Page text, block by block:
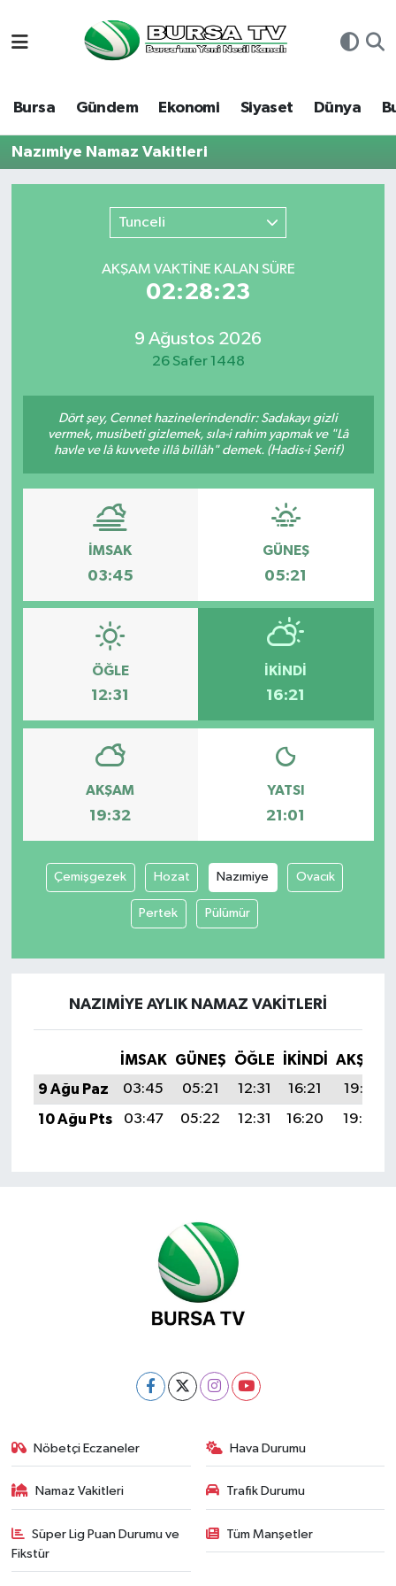
Bursa Gündem Ekonomi Siyaset Dünya
Nazımiye Namaz Vakitleri
Tunceli
AKŞAM VAKTİNE KALAN SÜRE
02:28:23
9 Ağustos 2026
26 Safer 1448
Dört şey, Cennet hazinelerindendir: Sadakayı gizli
vermek, musibeti gizlemek, sıla-i rahim yapmak ve "Lâ
havle ve lâ kuvvete illâ billâh" demek. (Hadis-i Şerif)
İMSAK
03:45
GÜNEŞ
05:21
ÖĞLE
12:31
İKINDI
16:21
AKŞAM
19:32
YATSI
21:01
Çemişgezek Hozat Nazımiye Ovacık
Pertek Pülümür
NAZIMIYE AYLIK NAMAZ VAKITLERI
İMSAK GÜNEŞ ÖĞLE İKINDI
AKŞAM
9 Ağu Paz
03:45 05:21 12:31 16:21
19:32
10 Ağu Pts
03:47 05:22 12:31 16:20 19:30
Nöbetçi Eczaneler Hava Durumu
Namaz Vakitleri Trafik Durumu
Süper Lig Puan Durumu ve
Fikstür
Tüm Manşetler
Bursa
Dünya
Sağlık
Siyaset
Türkiye
Hava Durumu
Namaz Vakitleri
Tüm Manşetler
Son Dakika Haberleri